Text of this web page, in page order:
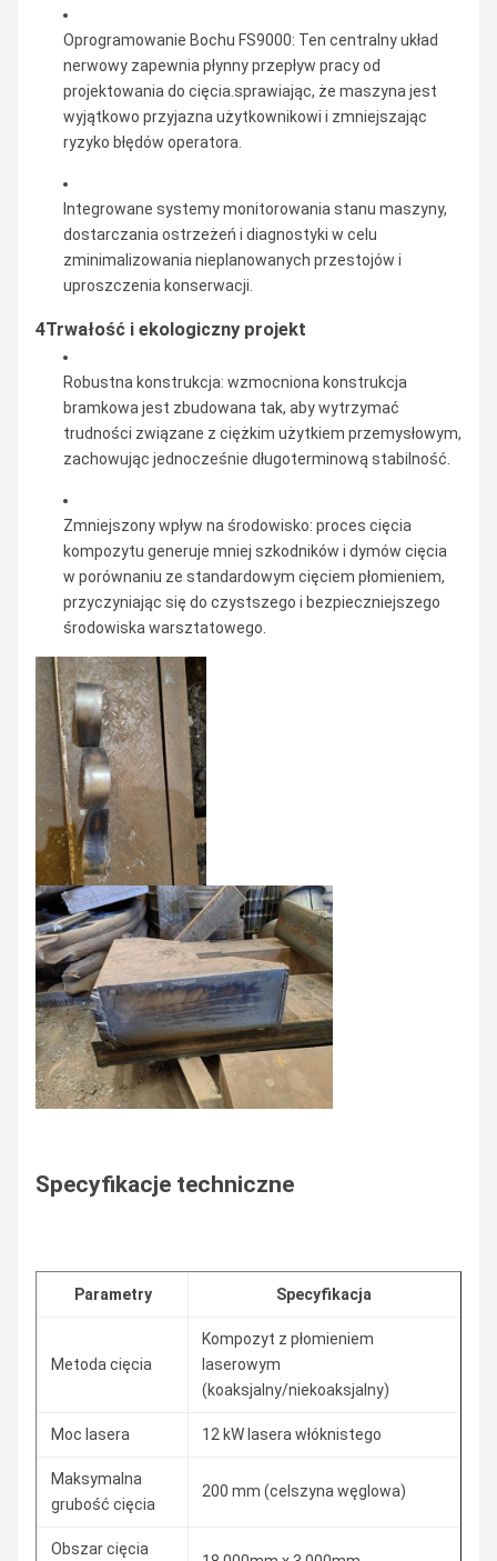
Oprogramowanie Bochu FS9000: Ten centralny układ
nerwowy zapewnia płynny przepływ pracy od
projektowania do cięcia.sprawiając, że maszyna jest
wyjątkowo przyjazna użytkownikowi i zmniejszając
ryzyko błędów operatora.
Integrowane systemy monitorowania stanu maszyny,
dostarczania ostrzeżeń i diagnostyki w celu
zminimalizowania nieplanowanych przestojów i
uproszczenia konserwacji.
4Trwałość i ekologiczny projekt
Robustna konstrukcja: wzmocniona konstrukcja
bramkowa jest zbudowana tak, aby wytrzymać
trudności związane z ciężkim użytkiem przemysłowym,
zachowując jednocześnie długoterminową stabilność.
Zmniejszony wpływ na środowisko: proces cięcia
kompozytu generuje mniej szkodników i dymów cięcia
w porównaniu ze standardowym cięciem płomieniem,
przyczyniając się do czystszego i bezpieczniejszego
środowiska warsztatowego.
Specyfikacje techniczne
Parametry Specyfikacja
Metoda cięcia
Kompozyt z płomieniem
laserowym
(koaksjalny/niekoaksjalny)
Moc lasera 12 kW lasera włóknistego
Maksymalna
grubość cięcia
200 mm (celszyna węglowa)
Obszar cięcia